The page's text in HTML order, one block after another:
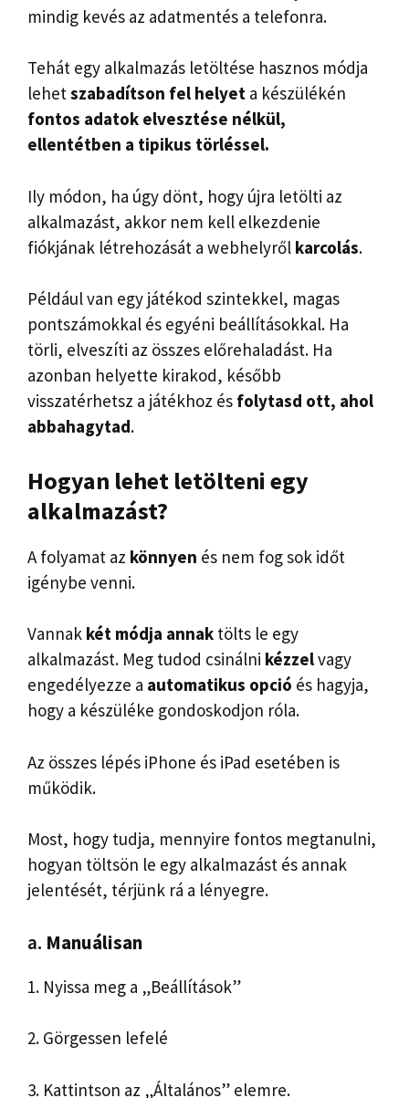
mindig kevés az adatmentés a telefonra.
Tehát egy alkalmazás letöltése hasznos módja
lehetszabadítson fel helyet a készülékén
fontos adatok elvesztése nélkül,
ellentétben a tipikus törléssel.
Ily módon, ha úgy dönt, hogy újra letölti az
alkalmazást, akkor nem kell elkezdenie
fiókjának létrehozását a webhelyről karcolás.
Például van egy játékod szintekkel, magas
pontszámokkal és egyéni beállításokkal. Ha
törli, elveszíti az összes előrehaladást. Ha
azonban helyette kirakod, később
visszatérhetsz a játékhoz és folytasd ott, ahol
abbahagytad.
Hogyan lehet letölteni egy
alkalmazást?
A folyamat az könnyen és nem fog sok időt
igénybe venni.
Vannak két módja annak tölts le egy
alkalmazást. Meg tudod csinálni kézzelvagy
engedélyezze a automatikus opció és hagyja,
hogy a készüléke gondoskodjon róla.
Az összes lépés iPhone és iPad esetében is
működik.
Most, hogy tudja, mennyire fontos megtanulni,
hogyan töltsön le egy alkalmazást és annak
jelentését, térjünk rá a lényegre.
a. Manuálisan
1. Nyissa meg a „Beállítások”
2. Görgessen lefelé
3. Kattintson az „Általános” elemre.